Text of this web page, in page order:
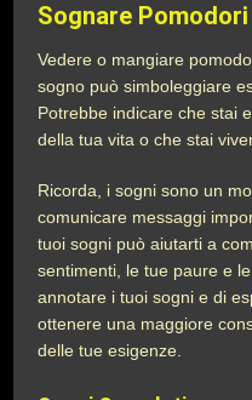
Sognare
Vedere o mangiare
sogno può simboleggiare
Potrebbe indicare che stai
della tua vita o che stai
Ricorda, i sogni sono un
comunicare messaggi
tuoi sogni può aiutarti a
sentimenti, le tue paure e
annotare i tuoi sogni e di
ottenere una maggiore
delle tue esigenze.